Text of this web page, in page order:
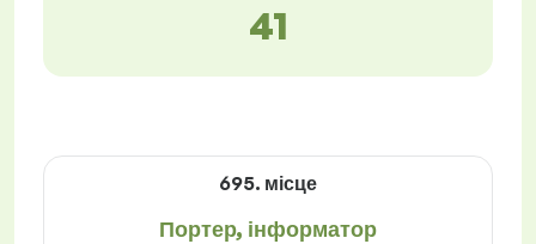
41
695. місце
Портер, інформатор